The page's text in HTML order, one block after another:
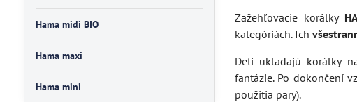
Zažehľovacie korálky
kategóriách. Ich
Deti ukladajú korálky
fantázie. Po dokončení
použitia pary).
Hama midi BIO
Hama maxi
Hama mini